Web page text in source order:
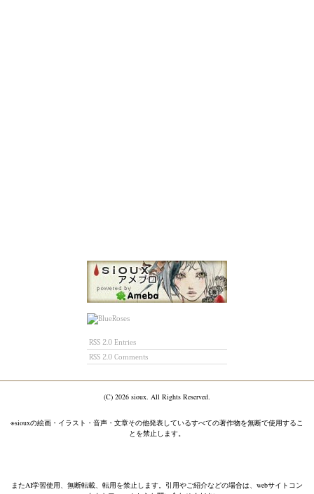
RSS 2.0 Entries
RSS 2.0 Comments
(C) 2026 sioux. All Rights Reserved.
※siouxの絵画・イラスト・音声・文章その他発表しているすべての著作物を無断で使用するこ
とを禁止します。
またAI学習使用、無断転載、転用を禁止します。引用やご紹介などの場合は、webサイトコン